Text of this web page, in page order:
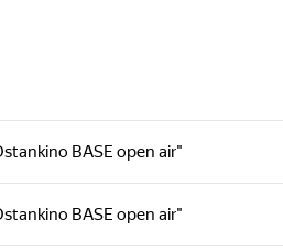
BASE open air"
BASE open air"